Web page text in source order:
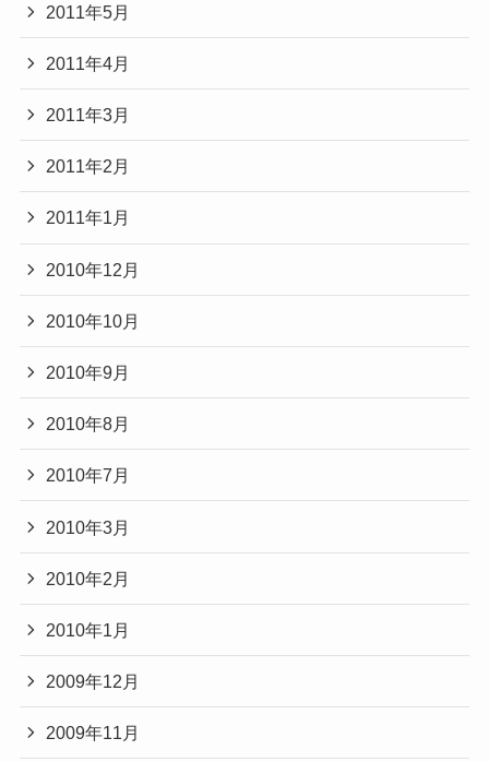
2011年5月
2011年4月
2011年3月
2011年2月
2011年1月
2010年12月
2010年10月
2010年9月
2010年8月
2010年7月
2010年3月
2010年2月
2010年1月
2009年12月
2009年11月